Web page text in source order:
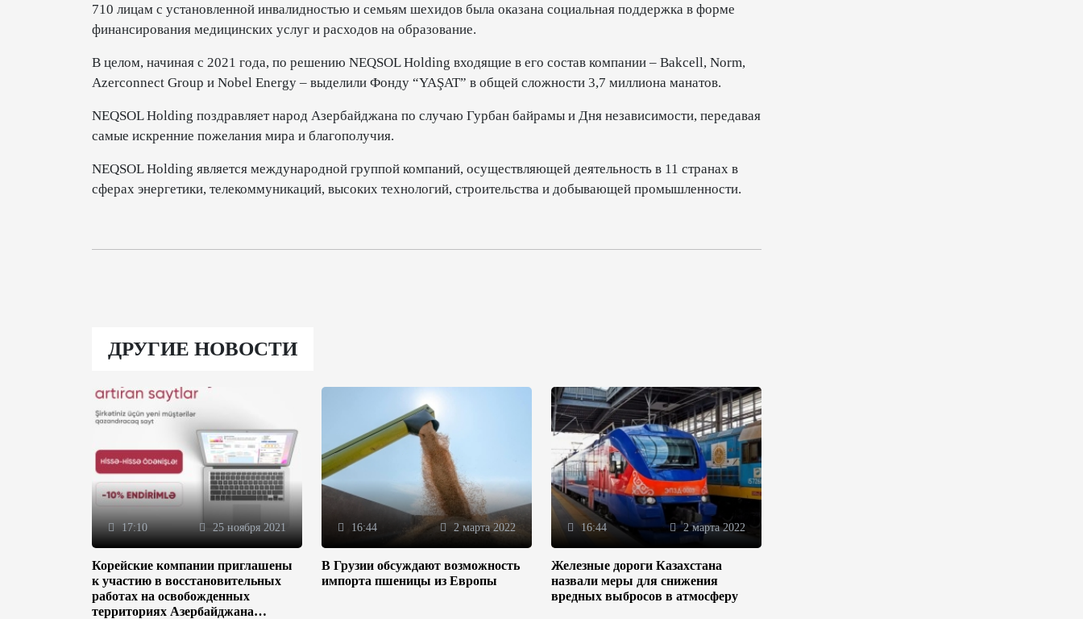
710 лицам с установленной инвалидностью и семьям шехидов была оказана социальная поддержка в форме
финансирования медицинских услуг и расходов на образование.
В целом, начиная с 2021 года, по решению NEQSOL Holding входящие в его состав компании – Bakcell, Norm,
Azerconnect Group и Nobel Energy – выделили Фонду “YAŞAT” в общей сложности 3,7 миллиона манатов.
NEQSOL Holding поздравляет народ Азербайджана по случаю Гурбан байрамы и Дня независимости, передавая
самые искренние пожелания мира и благополучия.
NEQSOL Holding является международной группой компаний, осуществляющей деятельность в 11 странах в
сферах энергетики, телекоммуникаций, высоких технологий, строительства и добывающей промышленности.
ДРУГИЕ НОВОСТИ
17:10 25 ноября 2021
Корейские компании приглашены
к участию в восстановительных
работах на освобожденных
территориях Азербайджана
16:44 2 марта 2022
В Грузии обсуждают возможность
импорта пшеницы из Европы
16:44 2 марта 2022
Железные дороги Казахстана
назвали меры для снижения
вредных выбросов в атмосферу